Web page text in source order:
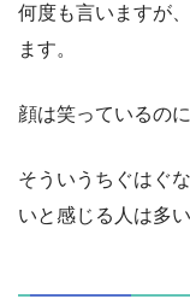
何度も言いますが
ます。
顔は笑っているの
そういうちぐはぐ
いと感じる人は多